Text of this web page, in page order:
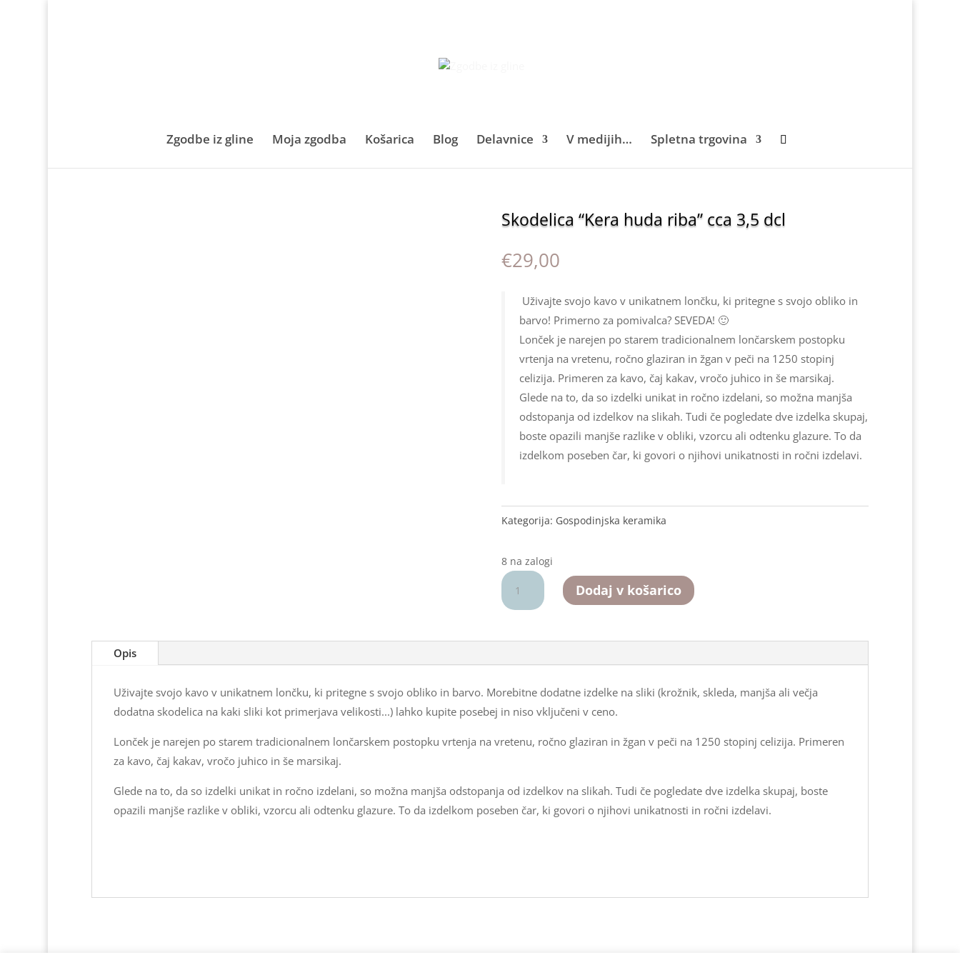
Zgodbe iz gline Moja zgodba Košarica Blog Delavnice V medijih… Spletna trgovina
Skodelica “Kera huda riba” cca 3,5 dcl
€29,00
Uživajte svojo kavo v unikatnem lončku, ki pritegne s svojo obliko in
barvo! Primerno za pomivalca? SEVEDA! 🙂
Lonček je narejen po starem tradicionalnem lončarskem postopku
vrtenja na vretenu, ročno glaziran in žgan v peči na 1250 stopinj
celizija. Primeren za kavo, čaj kakav, vročo juhico in še marsikaj.
Glede na to, da so izdelki unikat in ročno izdelani, so možna manjša
odstopanja od izdelkov na slikah. Tudi če pogledate dve izdelka skupaj,
boste opazili manjše razlike v obliki, vzorcu ali odtenku glazure. To da
izdelkom poseben čar, ki govori o njihovi unikatnosti in ročni izdelavi.
Kategorija: Gospodinjska keramika
8 na zalogi
Skodelica
"Kera
dcl
količina
Dodaj v košarico
Opis
Uživajte svojo kavo v unikatnem lončku, ki pritegne s svojo obliko in barvo. Morebitne dodatne izdelke na sliki (krožnik, skleda, manjša ali večja
dodatna skodelica na kaki sliki kot primerjava velikosti...) lahko kupite posebej in niso vključeni v ceno.
Lonček je narejen po starem tradicionalnem lončarskem postopku vrtenja na vretenu, ročno glaziran in žgan v peči na 1250 stopinj celizija. Primeren
za kavo, čaj kakav, vročo juhico in še marsikaj.
Glede na to, da so izdelki unikat in ročno izdelani, so možna manjša odstopanja od izdelkov na slikah. Tudi če pogledate dve izdelka skupaj, boste
opazili manjše razlike v obliki, vzorcu ali odtenku glazure. To da izdelkom poseben čar, ki govori o njihovi unikatnosti in ročni izdelavi.